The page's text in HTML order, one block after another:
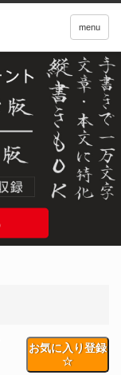
menu
お気に入り登録